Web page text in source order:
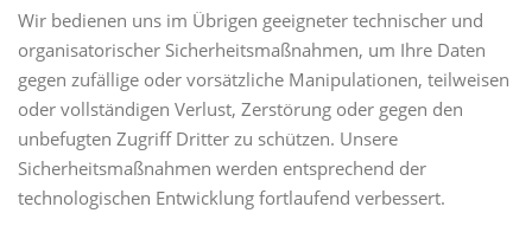
Wir bedienen uns im Übrigen geeigneter technischer und
organisatorischer Sicherheitsmaßnahmen, um Ihre Daten
gegen zufällige oder vorsätzliche Manipulationen, teilweisen
oder vollständigen Verlust, Zerstörung oder gegen den
unbefugten Zugriff Dritter zu schützen. Unsere
Sicherheitsmaßnahmen werden entsprechend der
technologischen Entwicklung fortlaufend verbessert.